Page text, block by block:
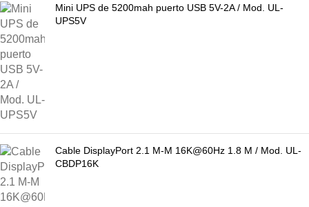
Mini UPS de 5200mah puerto USB 5V-2A / Mod. UL-
UPS5V
Cable DisplayPort 2.1 M-M 16K@60Hz 1.8 M / Mod. UL-
CBDP16K